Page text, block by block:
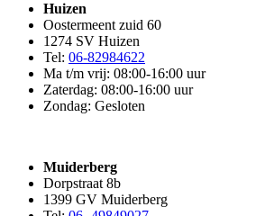
Huizen
Oostermeent zuid 60
1274 SV Huizen
Tel: 06-82984622
Ma t/m vrij: 08:00-16:00 uur
Zaterdag: 08:00-16:00 uur
Zondag: Gesloten
Muiderberg
Dorpstraat 8b
1399 GV Muiderberg